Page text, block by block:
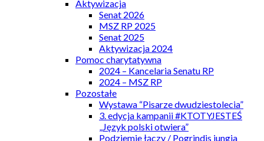
Aktywizacja
Senat 2026
MSZ RP 2025
Senat 2025
Aktywizacja 2024
Pomoc charytatywna
2024 – Kancelaria Senatu RP
2024 – MSZ RP
Pozostałe
Wystawa “Pisarze dwudziestolecia”
3. edycja kampanii #KTOTYJESTEŚ
„Język polski otwiera”
Podziemie łączy / Pogrindis jungia